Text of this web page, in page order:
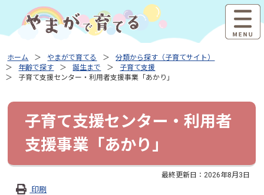
ホーム やまがで育てる
分類から探す（子育てサイト）
年齢で探す
誕生まで
子育て支援
子育て支援センター・利用者支援事業「あかり」
子育て支援センター・利用者
支援事業「あかり」
最終更新日：2026年8月3日
印刷